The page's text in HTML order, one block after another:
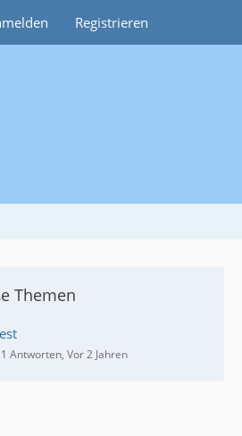
Registrieren
Themen
Antworten, Vor 2 Jahren